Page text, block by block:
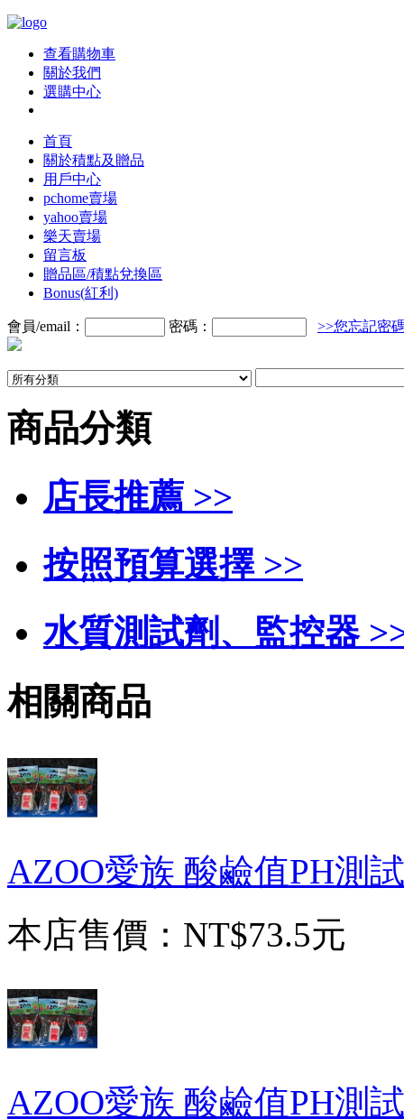
查看購物車
關於我們
選購中心
首頁
關於積點及贈品
用戶中心
pchome賣場
yahoo賣場
樂天賣場
留言板
贈品區/積點兌換區
Bonus(紅利)
會員/email： 密碼： >>您忘記密
商品分類
店長推薦 >>
按照預算選擇 >>
水質測試劑、監控器
相關商品
AZOO愛族 酸鹼值PH測
本店售價： NT$73.5元
AZOO愛族 酸鹼值PH測